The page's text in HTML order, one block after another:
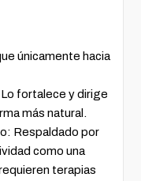
únicamente hacia
fortalece y dirige
más natural.
Respaldado por
como una
terapias